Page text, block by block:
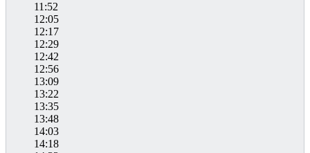
11:52
12:05
12:17
12:29
12:42
12:56
13:09
13:22
13:35
13:48
14:03
14:18